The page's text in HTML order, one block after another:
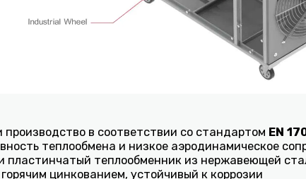
производство в соответствии со стандартом EN
теплообмена и низкое аэродинамическое
пластинчатый теплообменник из нержавеющей
цинкованием, устойчивый к коррозии